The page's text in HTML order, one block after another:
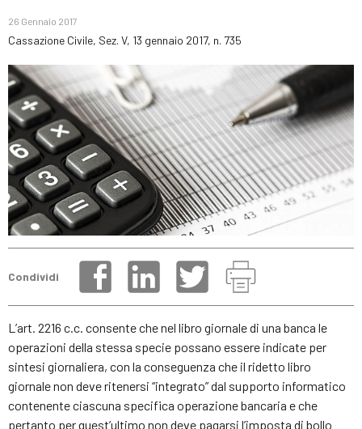
26 Gennaio 2017
Cassazione Civile, Sez. V, 13 gennaio 2017, n. 735
Condividi
L’art. 2216 c.c. consente che nel libro giornale di una banca le
operazioni della stessa specie possano essere indicate per
sintesi giornaliera, con la conseguenza che il ridetto libro
giornale non deve ritenersi “integrato” dal supporto informatico
contenente ciascuna specifica operazione bancaria e che
pertanto per quest’ultimo non deve pagarsi l’imposta di bollo